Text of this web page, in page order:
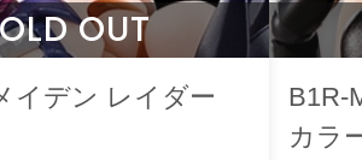
OUT
イデン レイダー
B1R-
カラ